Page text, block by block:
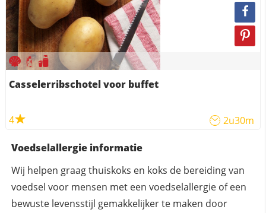
Casselerribschotel voor buffet
4 2u30m
Voedselallergie informatie
Wij helpen graag thuiskoks en koks de bereiding van
voedsel voor mensen met een voedselallergie of een
bewuste levensstijl gemakkelijker te maken door